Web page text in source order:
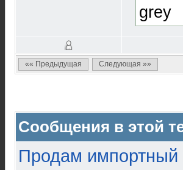
grey
«« Предыдущая Следующая »»
Сообщения в этой
Продам импортный